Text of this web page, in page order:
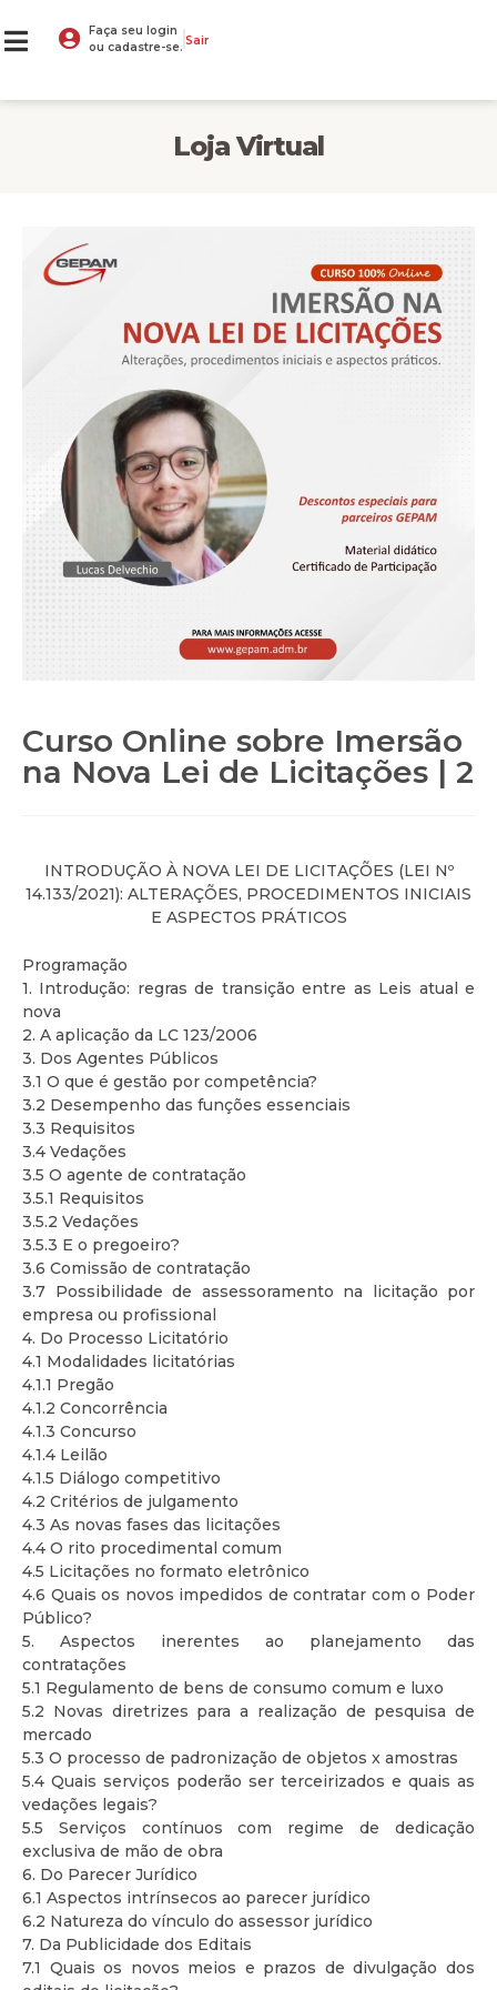
Faça seu login
ou cadastre-se. Sair
Loja Virtual
Curso Online sobre Imersão
na Nova Lei de Licitações | 2
INTRODUÇÃO À NOVA LEI DE LICITAÇÕES (LEI Nº
14.133/2021): ALTERAÇÕES, PROCEDIMENTOS INICIAIS
E ASPECTOS PRÁTICOS
Programação
1. Introdução: regras de transição entre as Leis atual e
nova
2. A aplicação da LC 123/2006
3. Dos Agentes Públicos
3.1 O que é gestão por competência?
3.2 Desempenho das funções essenciais
3.3 Requisitos
3.4 Vedações
3.5 O agente de contratação
3.5.1 Requisitos
3.5.2 Vedações
3.5.3 E o pregoeiro?
3.6 Comissão de contratação
3.7 Possibilidade de assessoramento na licitação por
empresa ou profissional
4. Do Processo Licitatório
4.1 Modalidades licitatórias
4.1.1 Pregão
4.1.2 Concorrência
4.1.3 Concurso
4.1.4 Leilão
4.1.5 Diálogo competitivo
4.2 Critérios de julgamento
4.3 As novas fases das licitações
4.4 O rito procedimental comum
4.5 Licitações no formato eletrônico
4.6 Quais os novos impedidos de contratar com o Poder
Público?
5. Aspectos inerentes ao planejamento das
contratações
5.1 Regulamento de bens de consumo comum e luxo
5.2 Novas diretrizes para a realização de pesquisa de
mercado
5.3 O processo de padronização de objetos x amostras
5.4 Quais serviços poderão ser terceirizados e quais as
vedações legais?
5.5 Serviços contínuos com regime de dedicação
exclusiva de mão de obra
6. Do Parecer Jurídico
6.1 Aspectos intrínsecos ao parecer jurídico
6.2 Natureza do vínculo do assessor jurídico
7. Da Publicidade dos Editais
7.1 Quais os novos meios e prazos de divulgação dos